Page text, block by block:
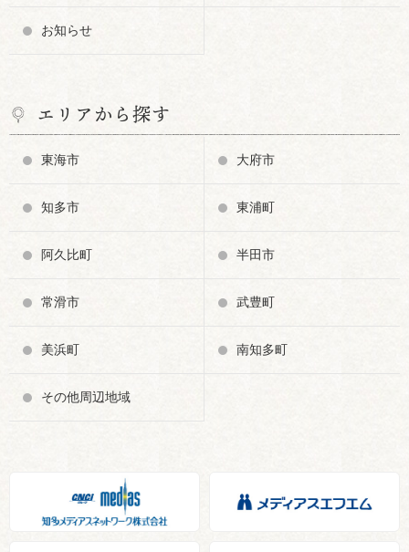
お知らせ
エリアから探す
東海市 大府市
知多市 東浦町
阿久比町 半田市
常滑市 武豊町
美浜町 南知多町
その他周辺地域